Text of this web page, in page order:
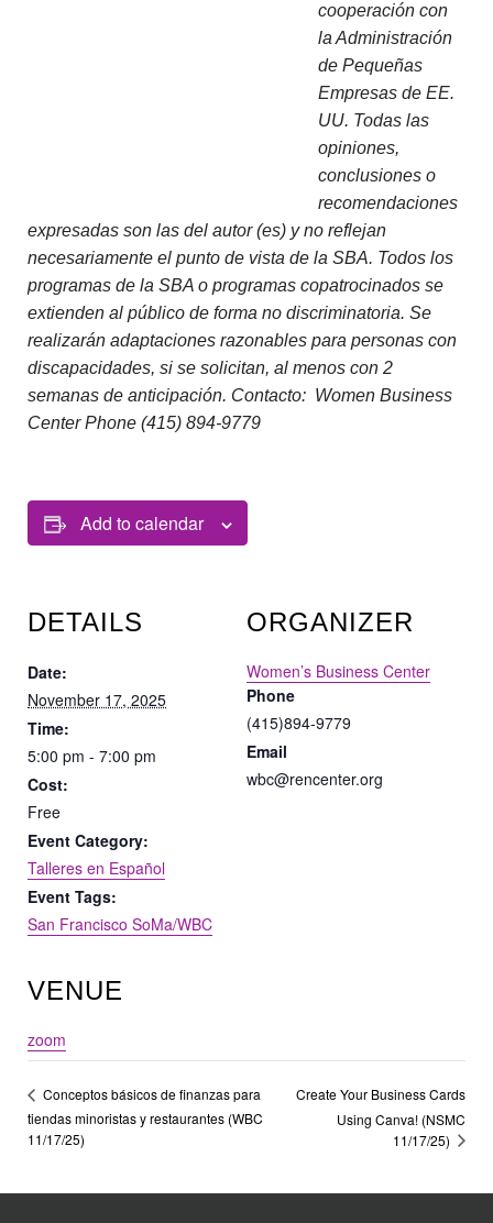
cooperación con
la Administración
de Pequeñas
Empresas de EE.
UU. Todas las
opiniones,
conclusiones o
recomendaciones
expresadas son las del autor (es) y no reflejan
necesariamente el punto de vista de la SBA. Todos los
programas de la SBA o programas copatrocinados se
extienden al público de forma no discriminatoria. Se
realizarán adaptaciones razonables para personas con
discapacidades, si se solicitan, al menos con 2
semanas de anticipación. Contacto: Women Business
Center Phone (415) 894-9779
Add to calendar
DETAILS
Date:
November 17, 2025
Time:
5:00 pm - 7:00 pm
Cost:
Free
Event Category:
Talleres en Español
Event Tags:
San Francisco SoMa/WBC
ORGANIZER
Women’s Business Center
Phone
(415)894-9779
Email
wbc@rencenter.org
VENUE
zoom
Conceptos básicos de finanzas para
tiendas minoristas y restaurantes (WBC
11/17/25)
Create Your Business Cards
Using Canva! (NSMC
11/17/25)